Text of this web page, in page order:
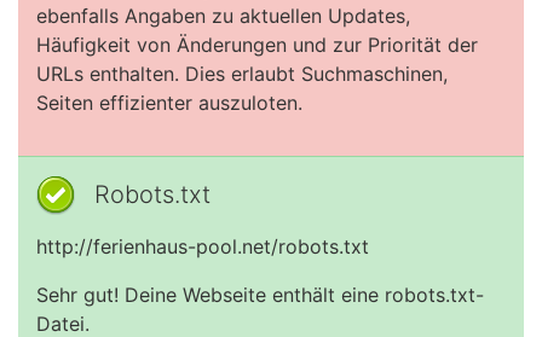
ebenfalls Angaben zu aktuellen Updates,
Häufigkeit von Änderungen und zur Priorität der
URLs enthalten. Dies erlaubt Suchmaschinen,
Seiten effizienter auszuloten.
Robots.txt
http://ferienhaus-pool.net/robots.txt
Sehr gut! Deine Webseite enthält eine robots.txt-
Datei.